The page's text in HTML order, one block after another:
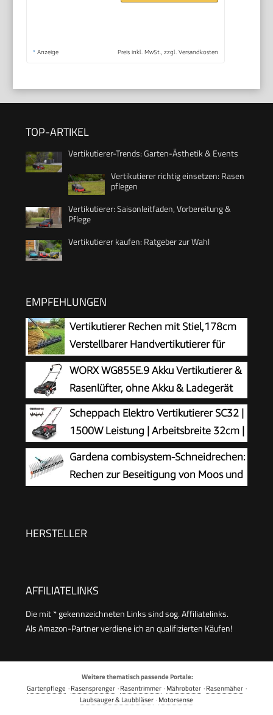
* Anzeige Preis inkl. MwSt., zzgl. Versandkosten
TOP-ARTIKEL
Vertikutierer-Trends: Garten-Ästhetik & Events
Vertikutierer richtig einsetzen: Rasen
pflegen
Vertikutierer: Saisonleitfaden, Vorbereitung &
Pflege
Vertikutierer kaufen: Ratgeber zur Wahl
EMPFEHLUNGEN
Vertikutierer Rechen mit Stiel,178cm
Verstellbarer Handvertikutierer für
Rasenpflege, Boden Lockern im Garten
und Hof, 38cm breiter Schneidrechen zur
Entfernung von Rasenfilz, Moos und Totem Gras
WORX WG855E.9 Akku Vertikutierer &
Rasenlüfter, ohne Akku & Ladegerät
Scheppach Elektro Vertikutierer SC32 |
1500W Leistung | Arbeitsbreite 32cm |
Fangkorb 30 L | 4-fache
Höhenverstellung/bis 4mm | Vertikutierwalze
(16 Messer) und Lüfterwalze (36 Krallen)
Gardena combisystem-Schneidrechen:
Rechen zur Beseitigung von Moos und
von Unrat und Steinen geeignet (3392-20)
HERSTELLER
AFFILIATELINKS
Die mit * gekennzeichneten Links sind sog. Affiliatelinks.
Als Amazon-Partner verdiene ich an qualifizierten Käufen!
Weitere thematisch passende Portale:
Gartenpflege ·Rasensprenger·Rasentrimmer·Mähroboter·Rasenmäher·
Laubsauger & Laubbläser ·Motorsense